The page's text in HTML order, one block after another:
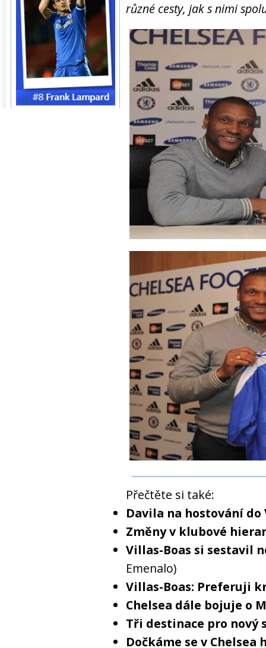
různé cesty, jak s nimi
Přečtěte si také:
Davila na hostování
Změny v klubové
Villas-Boas si sestavil
Emenalo)
Villas-Boas: Preferuji
Chelsea dále bojuje o
Tři destinace pro nový
Dočkáme se v Chelsea